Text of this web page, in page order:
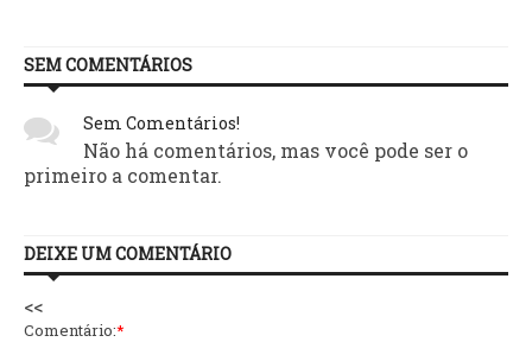
SEM COMENTÁRIOS
Sem Comentários!
Não há comentários, mas você pode ser o
primeiro a comentar.
DEIXE UM COMENTÁRIO
<<
Comentário:*